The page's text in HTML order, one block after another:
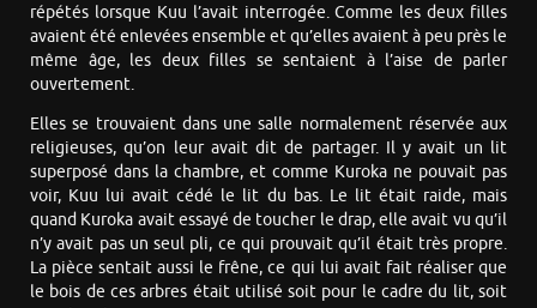
répétés lorsque Kuu l’avait interrogée. Comme les deux filles
avaient été enlevées ensemble et qu’elles avaient à peu près le
même âge, les deux filles se sentaient à l’aise de parler
ouvertement.
Elles se trouvaient dans une salle normalement réservée aux
religieuses, qu’on leur avait dit de partager. Il y avait un lit
superposé dans la chambre, et comme Kuroka ne pouvait pas
voir, Kuu lui avait cédé le lit du bas. Le lit était raide, mais
quand Kuroka avait essayé de toucher le drap, elle avait vu qu’il
n’y avait pas un seul pli, ce qui prouvait qu’il était très propre.
La pièce sentait aussi le frêne, ce qui lui avait fait réaliser que
le bois de ces arbres était utilisé soit pour le cadre du lit, soit